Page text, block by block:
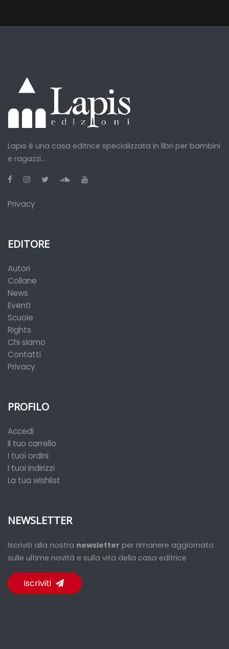
Lapis è una casa editrice specializzata in libri per bambini
e ragazzi...
Privacy
EDITORE
Autori
Collane
News
Eventi
Scuole
Rights
Chi siamo
Contatti
Privacy
PROFILO
Accedi
Il tuo carrello
I tuoi ordini
I tuoi indirizzi
La tua wishlist
NEWSLETTER
Iscriviti alla nostra newsletter per rimanere aggiornato
sulle ultime novità e sulla vita della casa editrice
Iscriviti